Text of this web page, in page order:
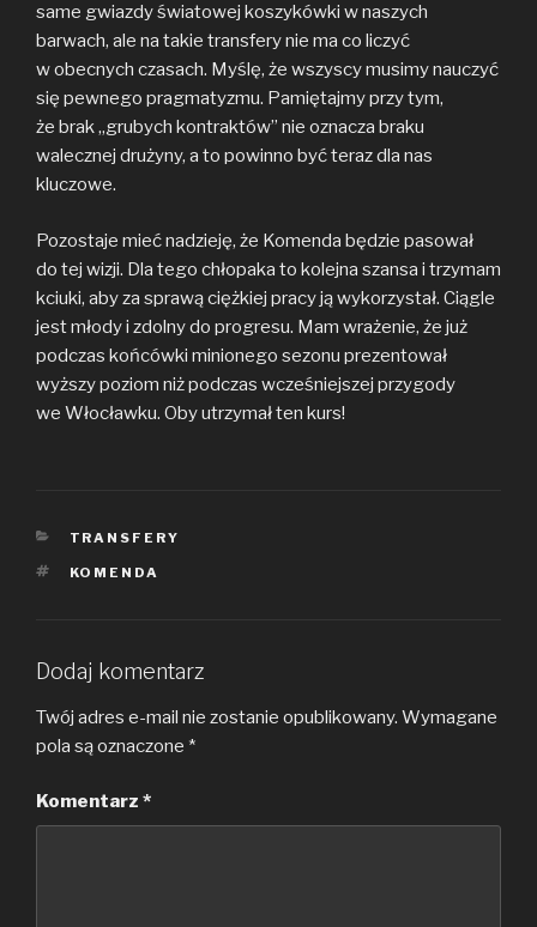
same gwiazdy światowej koszykówki w naszych
barwach, ale na takie transfery nie ma co liczyć
w obecnych czasach. Myślę, że wszyscy musimy nauczyć
się pewnego pragmatyzmu. Pamiętajmy przy tym,
że brak „grubych kontraktów” nie oznacza braku
walecznej drużyny, a to powinno być teraz dla nas
kluczowe.
Pozostaje mieć nadzieję, że Komenda będzie pasował
do tej wizji. Dla tego chłopaka to kolejna szansa i trzymam
kciuki, aby za sprawą ciężkiej pracy ją wykorzystał. Ciągle
jest młody i zdolny do progresu. Mam wrażenie, że już
podczas końcówki minionego sezonu prezentował
wyższy poziom niż podczas wcześniejszej przygody
we Włocławku. Oby utrzymał ten kurs!
KATEGORIE
TRANSFERY
TAGI
KOMENDA
Dodaj komentarz
Twój adres e-mail nie zostanie opublikowany. Wymagane
pola są oznaczone *
Komentarz *